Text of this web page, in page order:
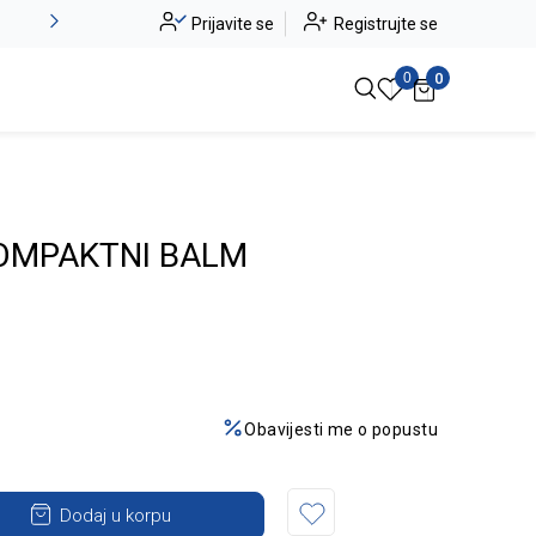
Novo u ponudi - Jadea Pogledaj više
Prijavite se Registrujte se
0 0
BALM
Obavijesti me o popustu
Dodaj u korpu